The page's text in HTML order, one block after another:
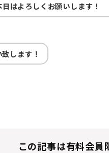
日はよろしくお願いします！
します！
この記事は有料会員